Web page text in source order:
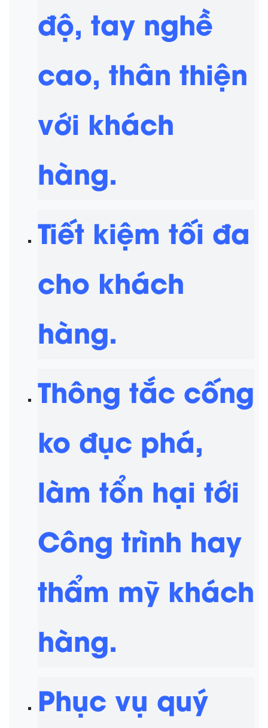
độ, tay nghề
cao, thân thiện
với khách
hàng.
Tiết kiệm tối đa
cho khách
hàng.
Thông tắc cống
ko đục phá,
làm tổn hại tới
Công trình hay
thẩm mỹ khách
hàng.
Phục vụ quý